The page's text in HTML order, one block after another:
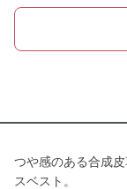
つや感のある合成
スベスト。